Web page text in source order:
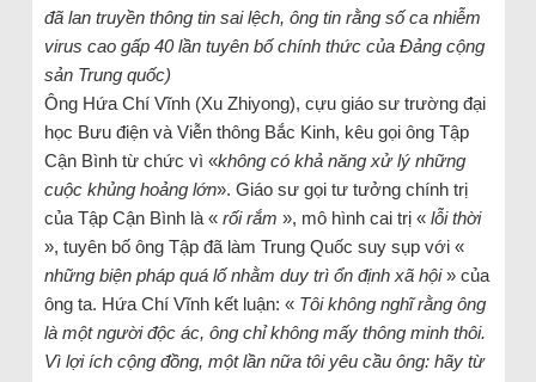
đã lan truyền thông tin sai lệch, ông tin rằng số ca nhiễm
virus cao gấp 40 lần tuyên bố chính thức của Đảng cộng
sản Trung quốc)
Ông Hứa Chí Vĩnh (Xu Zhiyong), cựu giáo sư trường đại
học Bưu điện và Viễn thông Bắc Kinh, kêu gọi ông Tập
Cận Bình từ chức vì «không có khả năng xử lý những
cuộc khủng hoảng lớn». Giáo sư gọi tư tưởng chính trị
của Tập Cận Bình là « rối rắm », mô hình cai trị « lỗi thời
», tuyên bố ông Tập đã làm Trung Quốc suy sụp với «
những biện pháp quá lố nhằm duy trì ổn định xã hội» của
ông ta. Hứa Chí Vĩnh kết luận: « Tôi không nghĩ rằng ông
là một người độc ác, ông chỉ không mấy thông minh thôi.
Vì lợi ích cộng đồng, một lần nữa tôi yêu cầu ông: hãy từ